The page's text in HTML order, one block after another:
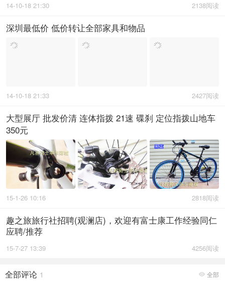
2138阅读
14-10-18 21:30
深圳最低价 低价转让全部家具和物品
2427阅读
14-10-18 21:33
大型展厅 批发价清 连体指拨 21速 碟刹 定位指拨山地车
350元
2818阅读
15-1-26 10:16
趣之旅旅行社招聘(观澜店)，欢迎有富士康工作经验同仁
应聘/推荐
4256阅读
15-7-27 13:39
 全部
全部评论 1